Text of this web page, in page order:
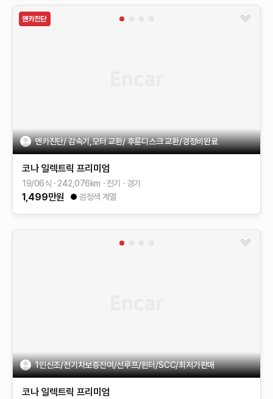
엔카진단/ 감속기,모터 교환/ 후륜디스크 교환/경정비완료
코나 일렉트릭 프리미엄
19/06식 242,076km 전기 경기
1,499만원 검정색 계열
1인신조/전기차보증잔여/선루프/윈터/SCC/최저가판매
코나 일렉트릭 프리미엄